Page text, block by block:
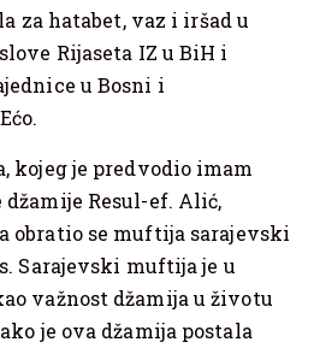
za hatabet, vaz i iršad u
Rijaseta IZ u BiH i
u Bosni i
kojeg je predvodio imam
Resul-ef. Alić,
se muftija sarajevski
Sarajevski muftija je u
važnost džamija u životu
je ova džamija postala